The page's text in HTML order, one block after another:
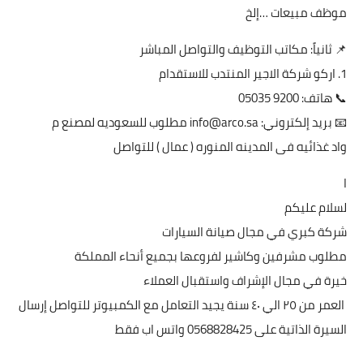
موظف مبيعات …إلخ
📌 ثانياً: مكاتب التوظيف والتواصل المباشر
1. اركو شركة الاجير المنتدب للاستقدام
📞 هاتف: 9200 05035
📧 بريد إلكتروني: info@arco.sa مطلوب للسعوديه لمصنع م
واد غذائيه فى المدينه المنوره ( عمال ) للتواصل
ا
لسلام عليكم
شركة كبري في مجال صيانة السيارات
مطلوب مشرفين وكاشير لفروعها بجميع أنحاء المملكة
خيرة في مجال الإشراف واستقبال العملاء
العمر من ٢٥ الي ٤٠ سنة يجيد التعامل مع الكمبيوتر للتواصل إرسال
السيرة الذاتية على 0568828425 واتس اب فقط